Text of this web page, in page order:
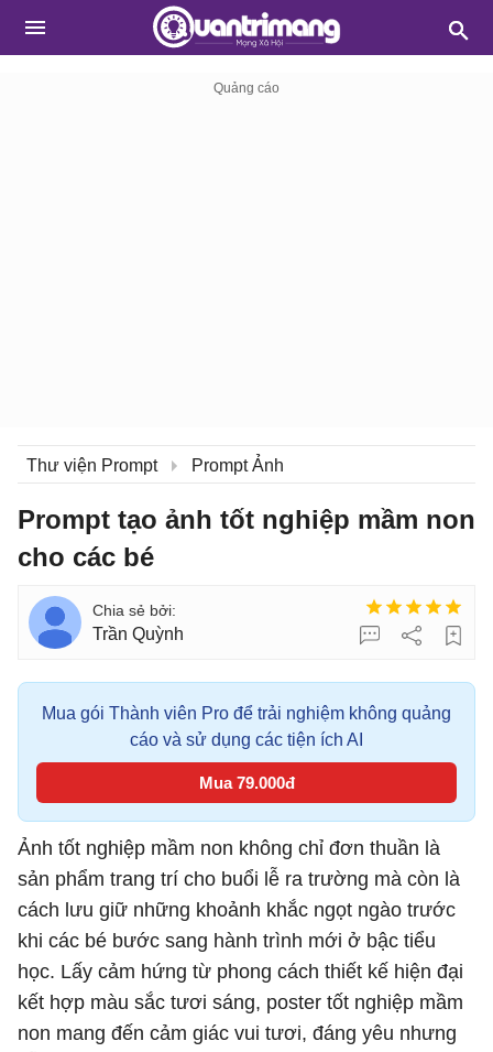
Thư viện Prompt Prompt Ảnh
Prompt tạo ảnh tốt nghiệp mầm non
cho các bé
Trần Quỳnh
Mua gói Thành viên Pro để trải nghiệm không quảng
cáo và sử dụng các tiện ích AI
Mua 79.000đ
Ảnh tốt nghiệp mầm non không chỉ đơn thuần là
sản phẩm trang trí cho buổi lễ ra trường mà còn là
cách lưu giữ những khoảnh khắc ngọt ngào trước
khi các bé bước sang hành trình mới ở bậc tiểu
học. Lấy cảm hứng từ phong cách thiết kế hiện đại
kết hợp màu sắc tươi sáng, poster tốt nghiệp mầm
non mang đến cảm giác vui tươi, đáng yêu nhưng